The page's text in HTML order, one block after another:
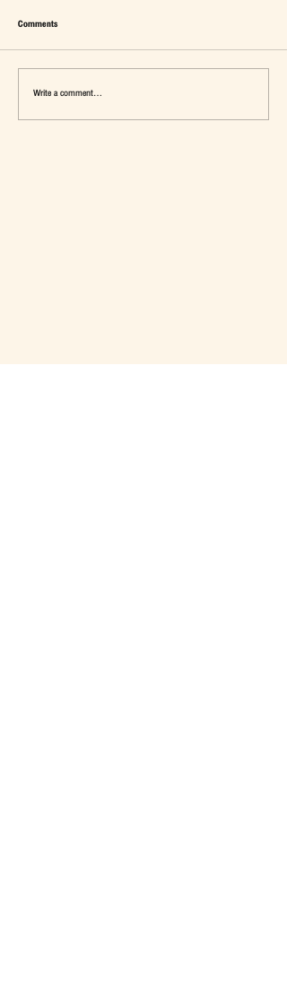
เมื่อ Self-concept ถูกเติมเต็ม Fashion อาจ
จะไม่ใช่คำตอบ
Comments
Write a comment...